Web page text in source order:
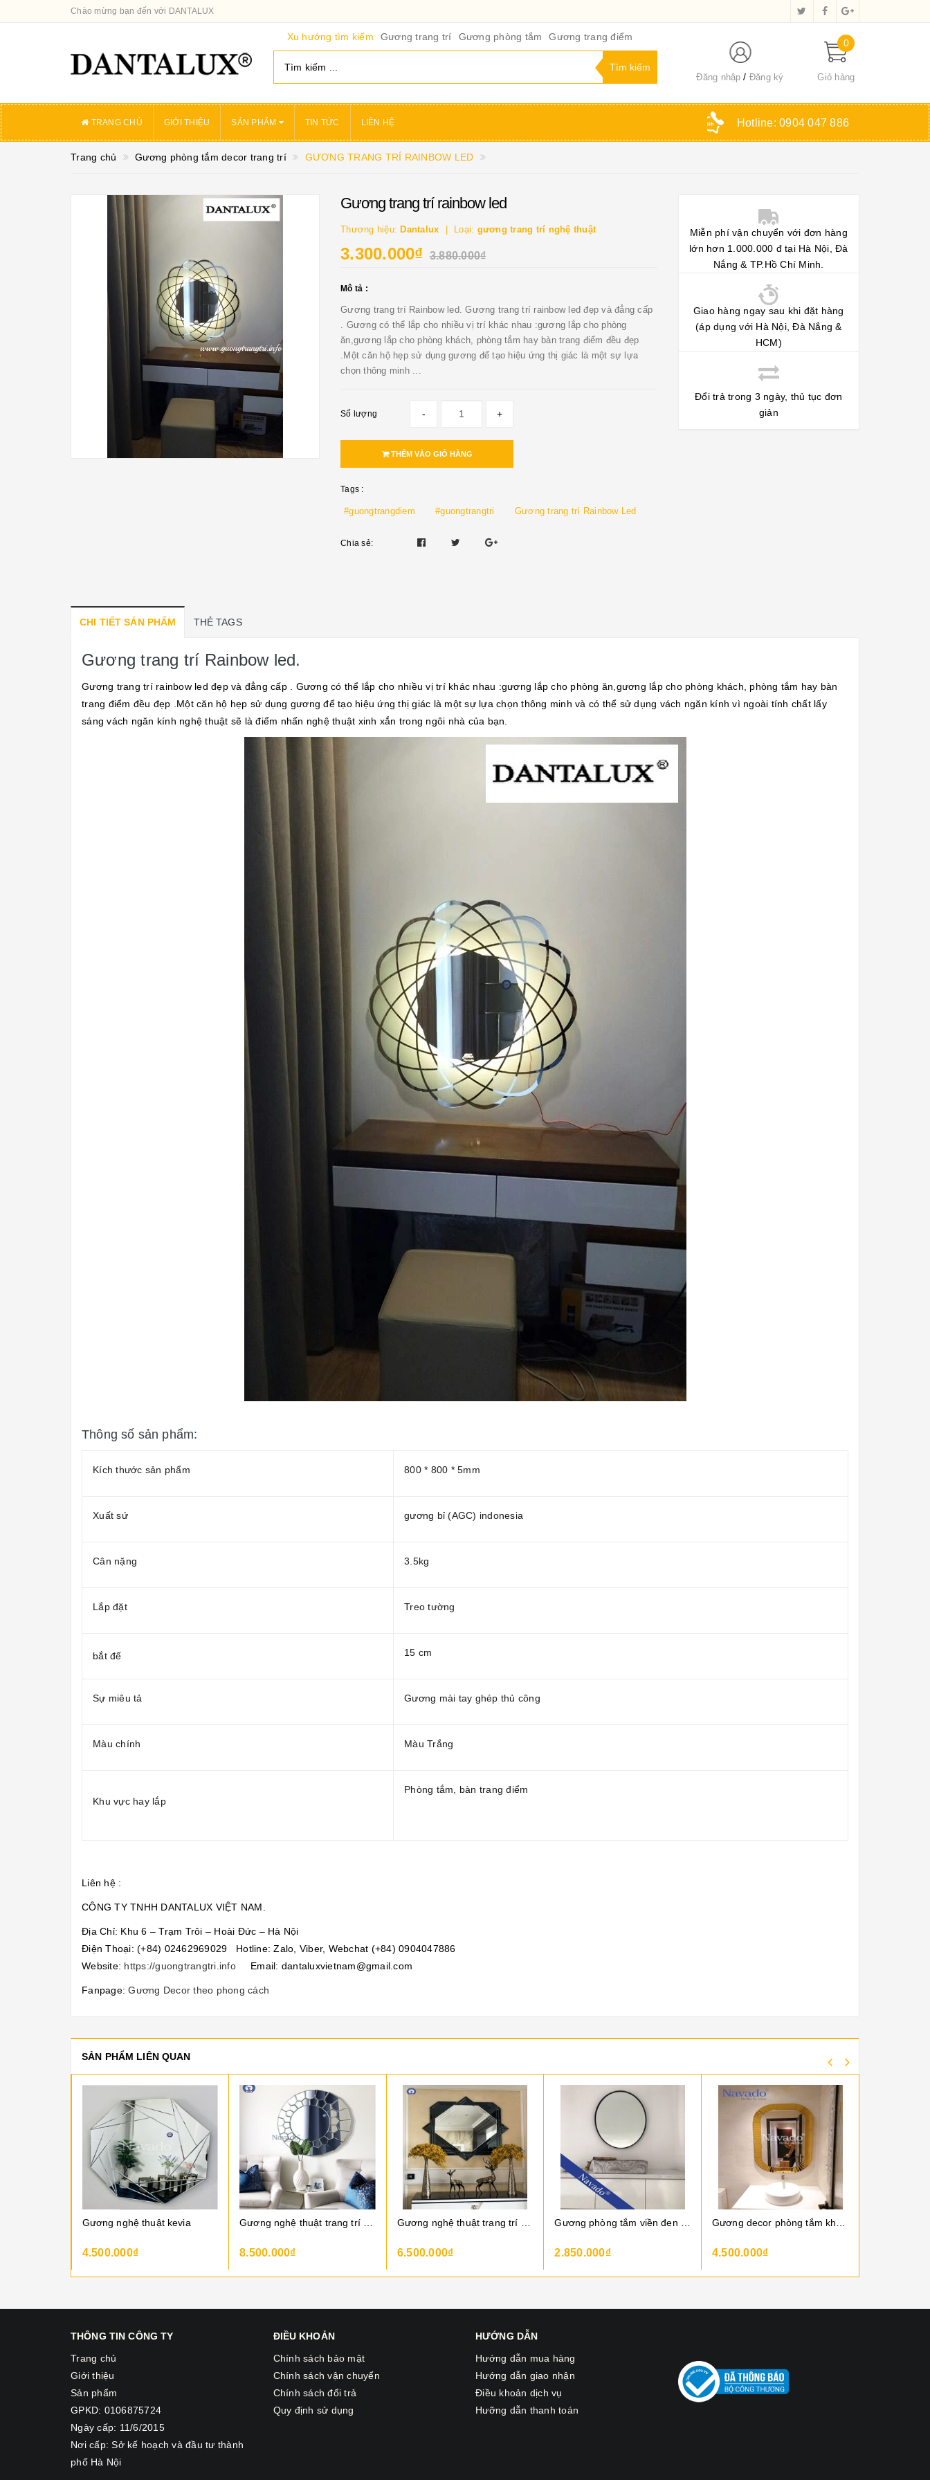
Chào mừng bạn đến với DANTALUX
Xu hướng tìm kiếm Gương trang trí Gương phòng tắm Gương trang điểm
Đăng nhập Đăng ký
0
Giỏ hàng
TRANG CHỦ GIỚI THIỆU SẢN PHẨM TIN TỨC LIÊN HỆ Hotline: 0904 047 886
Trang chủ Gương phòng tắm decor trang trí GƯƠNG TRANG TRÍ RAINBOW LED
Gương trang trí rainbow led
Thương hiệu: Dantalux Loại: gương trang trí nghệ thuật
3.300.000₫ 3.880.000₫
Mô tả :
Gương trang trí Rainbow led. Gương trang trí rainbow led đẹp và đẳng cấp
. Gương có thể lắp cho nhiều vị trí khác nhau :gương lắp cho phòng
ăn,gương lắp cho phòng khách, phòng tắm hay bàn trang điểm đều đẹp
.Một căn hộ hẹp sử dụng gương để tạo hiệu ứng thị giác là một sự lựa
chọn thông minh ...
Số lượng - +
THÊM VÀO GIỎ HÀNG
Tags :
#guongtrangdiem #guongtrangtri Gương trang trí Rainbow Led
Chia sẻ:
Miễn phí vận chuyển với đơn hàng
lớn hơn 1.000.000 đ tại Hà Nội, Đà
Nắng & TP.Hồ Chí Minh.
Giao hàng ngay sau khi đặt hàng
(áp dụng với Hà Nội, Đà Nắng &
HCM)
Đổi trả trong 3 ngày, thủ tục đơn
giản
CHI TIẾT SẢN PHẨM THẺ TAGS
Gương trang trí Rainbow led.
Gương trang trí rainbow led đẹp và đẳng cấp . Gương có thể lắp cho nhiều vị trí khác nhau :gương lắp cho phòng ăn,gương lắp cho phòng khách, phòng tắm hay bàn
trang điểm đều đẹp .Một căn hộ hẹp sử dụng gương để tạo hiệu ứng thị giác là một sự lựa chọn thông minh và có thể sử dụng vách ngăn kính vì ngoài tính chất lấy
sáng vách ngăn kính nghệ thuật sẽ là điểm nhấn nghệ thuật xinh xắn trong ngôi nhà của bạn.
Thông số sản phẩm:
Kích thước sản phẩm 800 * 800 * 5mm
Xuất sứ gương bỉ (AGC) indonesia
Cân nặng 3.5kg
Lắp đặt Treo tường
bắt đế 15 cm
Sự miêu tả Gương mài tay ghép thủ công
Màu chính Màu Trắng
Khu vực hay lắp
Phòng tắm, bàn trang điểm
Liên hệ :
CÔNG TY TNHH DANTALUX VIỆT NAM.
Địa Chỉ: Khu 6 – Trạm Trôi – Hoài Đức – Hà Nội
Điện Thoại: (+84) 02462969029 Hotline: Zalo, Viber, Webchat (+84) 0904047886
Website: https://guongtrangtri.infoEmail: dantaluxvietnam@gmail.com
Fanpage:Gương Decor theo phong cách
SẢN PHẨM LIÊN QUAN
Gương nghệ thuật kevia
4.500.000₫ 8.500.000₫ 6.500.000₫ 2.850.000₫ 4.500.000₫
THÔNG TIN CÔNG TY
Trang chủ
Giới thiệu
Sản phẩm
GPKD: 0106875724
Ngày cấp: 11/6/2015
Nơi cấp: Sở kế hoạch và đầu tư thành
phố Hà Nội
ĐIỀU KHOẢN
Chính sách bảo mật
Chính sách vận chuyển
Chính sách đổi trả
Quy định sử dụng
HƯỚNG DẪN
Hướng dẫn mua hàng
Hướng dẫn giao nhận
Điều khoản dịch vụ
Hưỡng dẫn thanh toán